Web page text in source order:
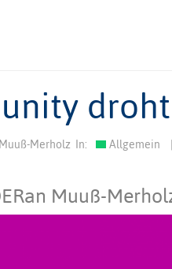
Merholz In: Allgemein
Muuß-